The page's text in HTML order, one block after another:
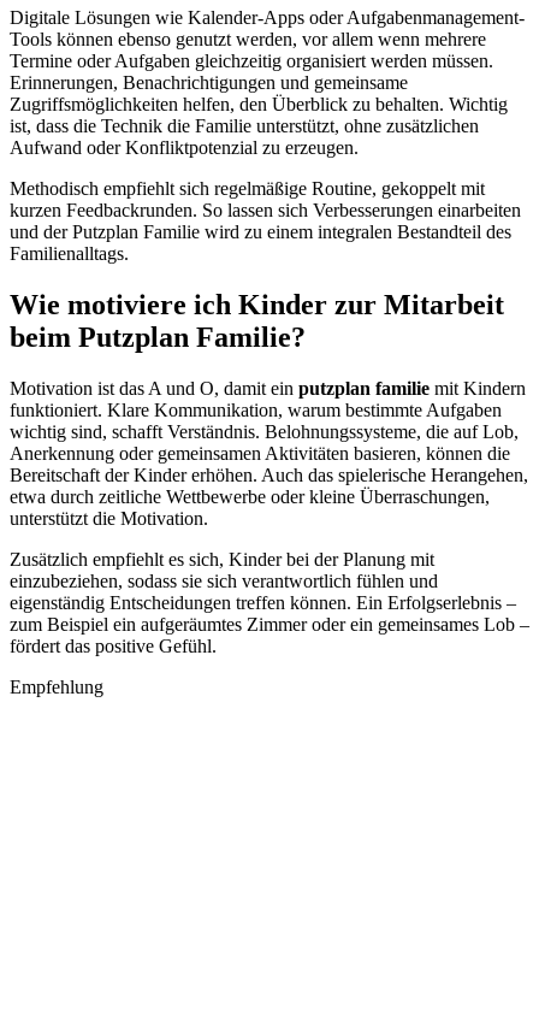
Digitale Lösungen wie Kalender-Apps oder Aufgabenmanagement-
Tools können ebenso genutzt werden, vor allem wenn mehrere
Termine oder Aufgaben gleichzeitig organisiert werden müssen.
Erinnerungen, Benachrichtigungen und gemeinsame
Zugriffsmöglichkeiten helfen, den Überblick zu behalten. Wichtig
ist, dass die Technik die Familie unterstützt, ohne zusätzlichen
Aufwand oder Konfliktpotenzial zu erzeugen.
Methodisch empfiehlt sich regelmäßige Routine, gekoppelt mit
kurzen Feedbackrunden. So lassen sich Verbesserungen einarbeiten
und der Putzplan Familie wird zu einem integralen Bestandteil des
Familienalltags.
Wie motiviere ich Kinder zur Mitarbeit
beim Putzplan Familie?
Motivation ist das A und O, damit ein putzplan familie mit Kindern
funktioniert. Klare Kommunikation, warum bestimmte Aufgaben
wichtig sind, schafft Verständnis. Belohnungssysteme, die auf Lob,
Anerkennung oder gemeinsamen Aktivitäten basieren, können die
Bereitschaft der Kinder erhöhen. Auch das spielerische Herangehen,
etwa durch zeitliche Wettbewerbe oder kleine Überraschungen,
unterstützt die Motivation.
Zusätzlich empfiehlt es sich, Kinder bei der Planung mit
einzubeziehen, sodass sie sich verantwortlich fühlen und
eigenständig Entscheidungen treffen können. Ein Erfolgserlebnis –
zum Beispiel ein aufgeräumtes Zimmer oder ein gemeinsames Lob –
fördert das positive Gefühl.
Empfehlung